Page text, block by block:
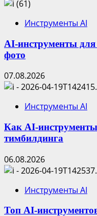
Инструменты AI
AI-инструменты
фото
07.08.2026
Инструменты AI
Как AI-
тимбилдинга
06.08.2026
Инструменты AI
Топ AI-